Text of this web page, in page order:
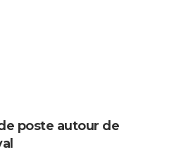
poste autour de